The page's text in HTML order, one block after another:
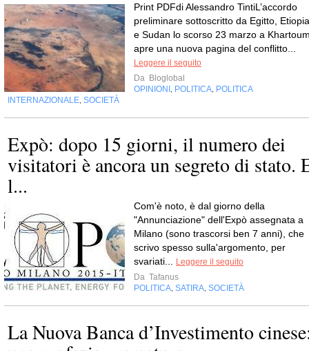
Print PDFdi Alessandro TintiL’accordo
preliminare sottoscritto da Egitto, Etiopia
e Sudan lo scorso 23 marzo a
apre una nuova pagina del conflitto...
Leggere il seguito
Da Bloglobal
OPINIONI POLITICA POLITICA
INTERNAZIONALE SOCIETÀ
Expò: dopo 15 giorni, il numero dei
visitatori è ancora un segreto di stato.
l...
Com'è noto, è dal giorno della
"Annunciazione" dell'Expò assegnata a
Milano (sono trascorsi ben 7 anni), che
scrivo spesso sulla'argomento, per
svariati...
Leggere il seguito
Da Tafanus
POLITICA SATIRA SOCIETÀ
La Nuova Banca d’Investimento